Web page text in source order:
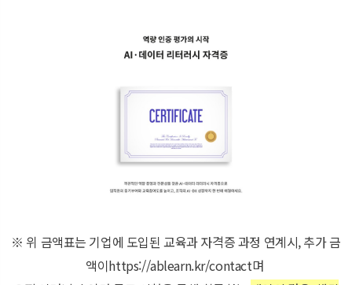
※ 위 금액표는 기업에 도입된 교육과 자격증 과정 연계시, 추가 금
액이https://ablearn.kr/contact며